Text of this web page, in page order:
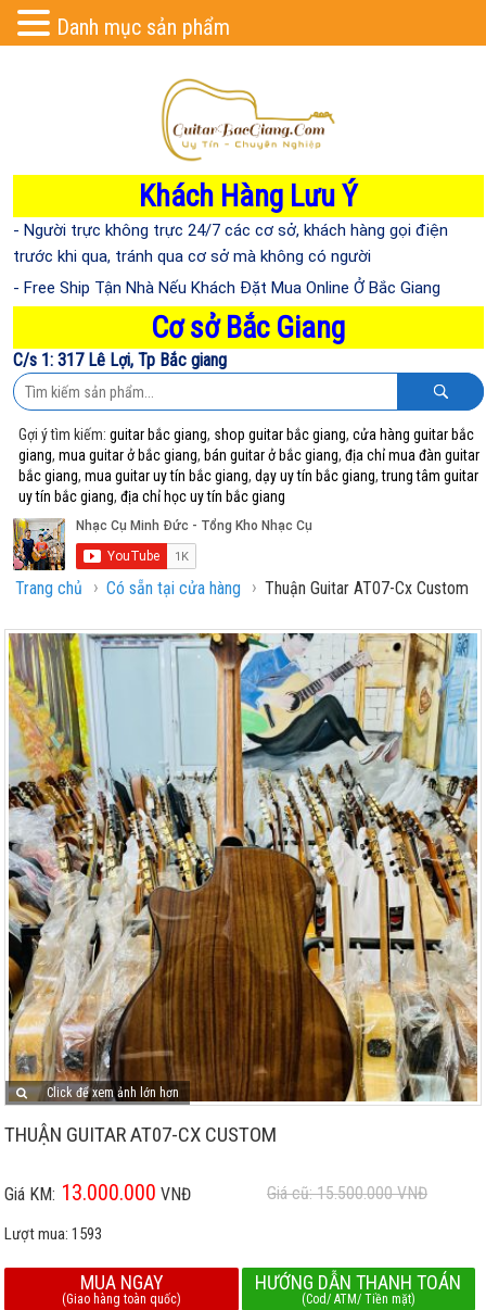
Khách Hàng Lưu Ý
- Người trực không trực 24/7 các cơ sở, khách hàng gọi điện
trước khi qua, tránh qua cơ sở mà không có người
- Free Ship Tận Nhà Nếu Khách Đặt Mua Online Ở Bắc Giang
Cơ sở Bắc Giang
C/s 1: 317 Lê Lợi, Tp Bắc giang
Gợi ý tìm kiếm:guitar bắc giang, shop guitar bắc giang,cửa hàng guitar bắc
giang,mua guitar ở bắc giang, bán guitar ở bắc giang,địa chỉ mua đàn guitar
bắc giang,mua guitar uy tín bắc giang,dạy uy tín bắc giang,trung tâm guitar
uy tín bắc giang,địa chỉ học uy tín bắc giang
Trang chủ › Có sẵn tại cửa hàng › Thuận Guitar AT07-Cx Custom
Click để xem ảnh lớn hơn
THUẬN GUITAR AT07-CX CUSTOM
Giá KM: 13.000.000 VNĐ Giá cũ: 15.500.000VNĐ
Lượt mua:1593
MUA NGAY
(Giao hàng toàn quốc)
HƯỚNG DẪN THANH TOÁN
(Cod/ ATM/ Tiền mặt)
Danh mục sản phẩm